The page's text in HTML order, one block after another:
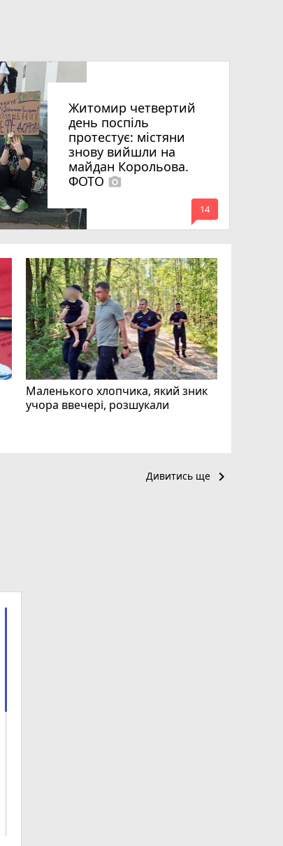
Житомир четвертий
день поспіль
протестує: містяни
знову вийшли на
майдан Корольова.
ФОТО photo_camera
mode_comment
14
Маленького хлопчика, який зник
учора ввечері, розшукали
Дивитись ще keyboard_arrow_right